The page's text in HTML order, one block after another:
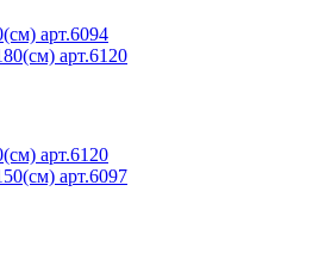
арт.6094
арт.6120